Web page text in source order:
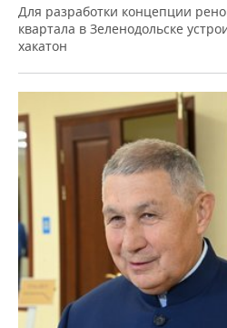
Для разработки концепции
квартала в Зеленодольске
хакатон